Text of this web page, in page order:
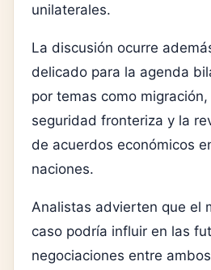
unilaterales.
La discusión ocurre
delicado para la agenda
por temas como
seguridad fronteriza y la
de acuerdos económicos
naciones.
Analistas advierten que el
caso podría influir en las
negociaciones entre